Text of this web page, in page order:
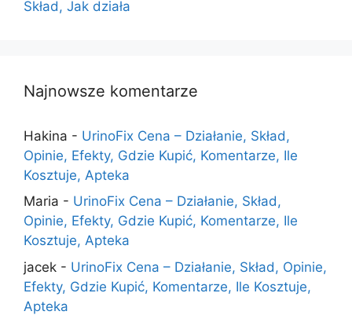
Skład, Jak działa
Najnowsze komentarze
Hakina - UrinoFix Cena – Działanie, Skład,
Opinie, Efekty, Gdzie Kupić, Komentarze, Ile
Kosztuje, Apteka
Maria - UrinoFix Cena – Działanie, Skład,
Opinie, Efekty, Gdzie Kupić, Komentarze, Ile
Kosztuje, Apteka
jacek - UrinoFix Cena – Działanie, Skład, Opinie,
Efekty, Gdzie Kupić, Komentarze, Ile Kosztuje,
Apteka